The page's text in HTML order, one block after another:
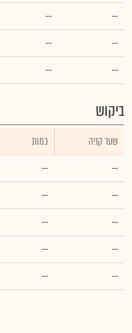
--
--
--
--
--
--
ביקוש
שער קניה כמות
--
--
--
--
--
--
--
--
--
--